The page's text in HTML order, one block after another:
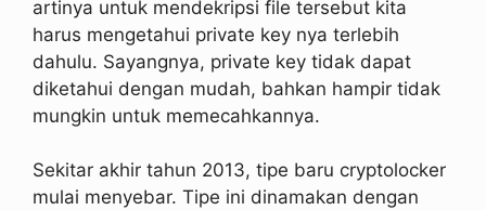
artinya untuk mendekripsi file tersebut kita
harus mengetahui private key nya terlebih
dahulu. Sayangnya, private key tidak dapat
diketahui dengan mudah, bahkan hampir tidak
mungkin untuk memecahkannya.
Sekitar akhir tahun 2013, tipe baru cryptolocker
mulai menyebar. Tipe ini dinamakan dengan